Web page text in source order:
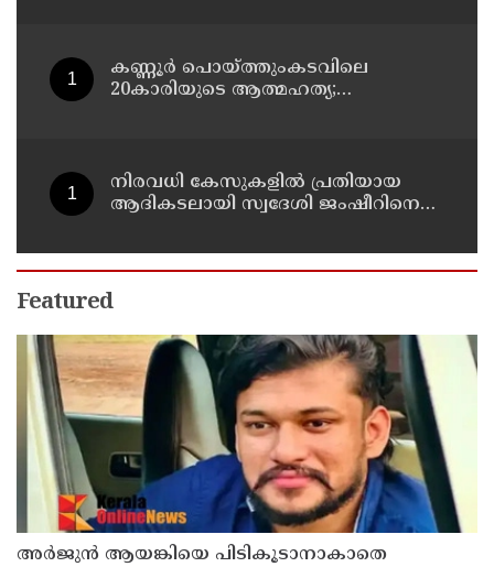
കണ്ണൂർ പൊയ്ത്തുംകടവിലെ
20കാരിയുടെ ആത്മഹത്യ;
നിരവധി കേസുകളിൽ പ്രതിയായ
ആദികടലായി സ്വദേശി ജംഷീറിനെ
Featured
അർജുൻ ആയങ്കിയെ പിടികൂടാനാകാതെ